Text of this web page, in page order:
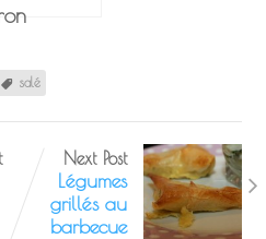
salé
Next Post
Légumes
grillés au
barbecue